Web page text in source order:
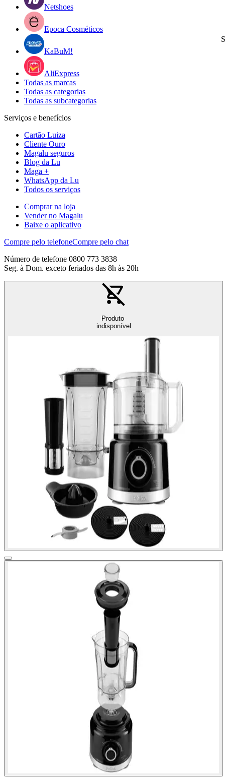
Netshoes
Epoca Cosméticos
KaBuM!
AliExpress
Todas as marcas
Todas as categorias
Todas as subcategorias
Serviços e benefícios
Cartão Luiza
Cliente Ouro
Magalu seguros
Blog da Lu
Maga +
WhatsApp da Lu
Todos os serviços
Comprar na loja
Vender no Magalu
Baixe o aplicativo
Compre pelo telefoneCompre pelo chat
Número de telefone 0800 773 3838
Seg. à Dom. exceto feriados das 8h às 20h
Produto
indisponível